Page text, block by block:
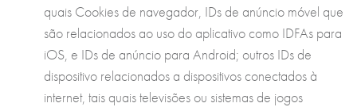
quais Cookies de navegador, IDs de anúncio móvel que
são relacionados ao uso do aplicativo como IDFAs para
iOS, e IDs de anúncio para Android; outros IDs de
dispositivo relacionados a dispositivos conectados à
internet, tais quais televisões ou sistemas de jogos